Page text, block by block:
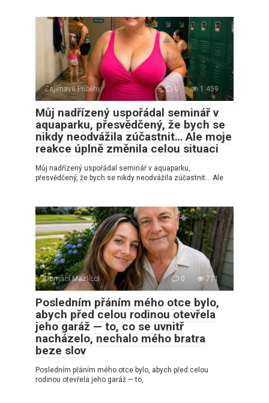
Zajímavé Příběhy 0 1 459
Můj nadřízený uspořádal seminář v
aquaparku, přesvědčený, že bych se
nikdy neodvážila zúčastnit… Ale moje
reakce úplně změnila celou situaci
Můj nadřízený uspořádal seminář v aquaparku,
přesvědčený, že bych se nikdy neodvážila zúčastnit… Ale
Domácí Mazlíčci 0 771
Posledním přáním mého otce bylo,
abych před celou rodinou otevřela
jeho garáž — to, co se uvnitř
nacházelo, nechalo mého bratra
beze slov
Posledním přáním mého otce bylo, abych před celou
rodinou otevřela jeho garáž — to,